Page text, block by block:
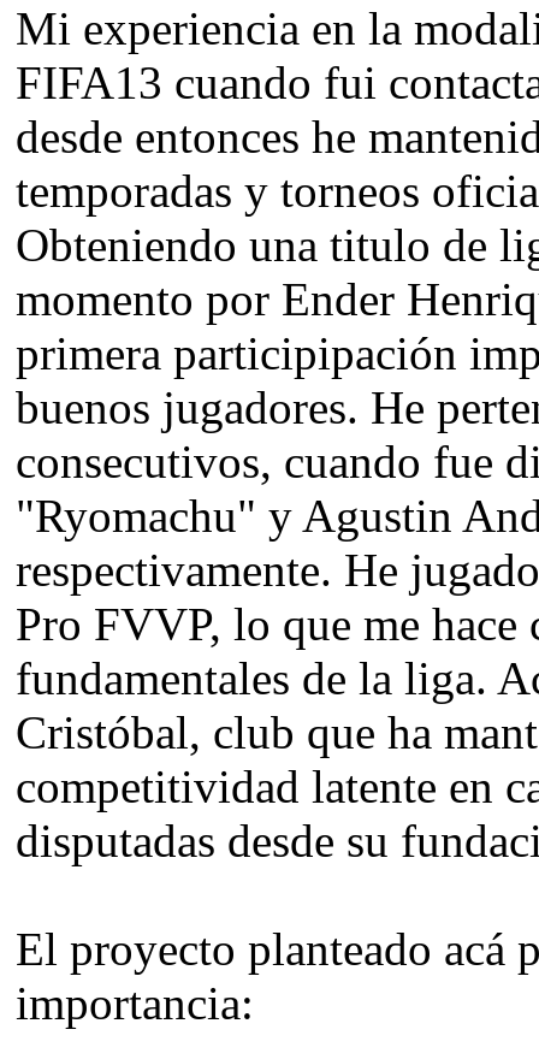
Mi experiencia en la
FIFA13 cuando fui
desde entonces he
temporadas y torneos
Obteniendo una titulo de
momento por Ender
primera participipación
buenos jugadores. He
consecutivos, cuando fue
"Ryomachu" y Agustin
respectivamente. He
Pro FVVP, lo que me hace
fundamentales de la liga.
Cristóbal, club que ha
competitividad latente en
disputadas desde su
El proyecto planteado acá
importancia: